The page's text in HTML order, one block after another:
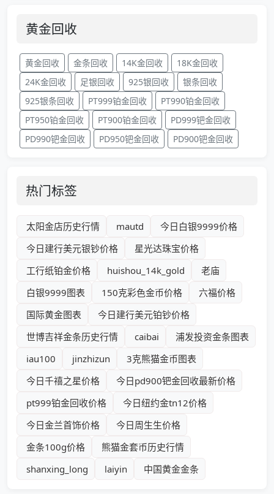
黄金回收
黄金回收 金条回收 14K金回收
18K金回收
24K金回收
足银回收 925银回收
银条回收
925银条回收
PT999铂金回收
PT990铂金回收
PT950铂金回收
PT900铂金回收
PD999钯金回收
PD990钯金回收
PD950钯金回收 PD900钯金回收
热门标签
太阳金店历史行情 mautd
今日白银9999价格
今日建行美元银钞价格
星光达珠宝价格
工行纸铂金价格
huishou_14k_gold
老庙
白银9999图表
150克彩色金币价格
六福价格
国际黄金图表
今日建行美元铂钞价格
世博吉祥金条历史行情
caibai
浦发投资金条图表
iau100
jinzhizun
3克熊猫金币图表
今日千禧之星价格
今日pd900钯金回收最新价格
pt999铂金回收价格
今日纽约金tn12价格
今日金兰首饰价格
今日周生生价格
金条100g价格
熊猫金套币历史行情
shanxing_long
laiyin 中国黄金金条